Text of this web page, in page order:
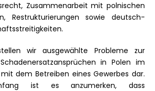
Zusammenarbeit mit polnischen
Restrukturierungen sowie deutsch-
wir ausgewählte Probleme zur
in Polen im
dem Betreiben eines Gewerbes dar.
ist es anzumerken, dass